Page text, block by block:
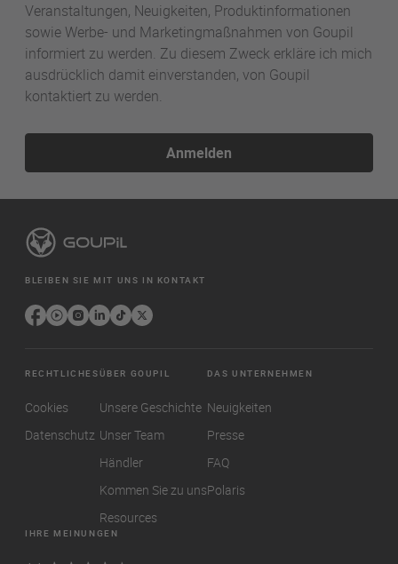
Veranstaltungen, Neuigkeiten, Produktinformationen
sowie Werbe- und Marketingmaßnahmen von Goupil
informiert zu werden. Zu diesem Zweck erkläre ich mich
ausdrücklich damit einverstanden, von Goupil
kontaktiert zu werden.
Anmelden
BLEIBEN SIE MIT UNS IN KONTAKT
RECHTLICHES
Cookies
Datenschutz
ÜBER GOUPIL
Unsere Geschichte
Unser Team
Händler
Kommen Sie zu uns
Resources
DAS UNTERNEHMEN
Neuigkeiten
Presse
FAQ
Polaris
IHRE MEINUNGEN